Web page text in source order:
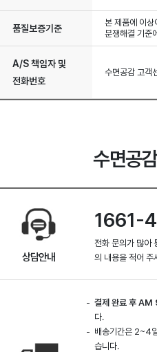
품질보증기준
본 제품에 이상
분쟁해결 기준
A/S 책임자 및
전화번호
수면공감 고
수면공
상담안내
1661-
전화 문의가 많아
의 내용을 적어 주
결제 완료 후 AM
다.
배송기간은 2~4
습니다.